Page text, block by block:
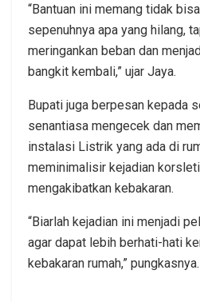
“Bantuan ini memang tidak
sepenuhnya apa yang hilang,
meringankan beban dan
bangkit kembali,” ujar Jaya.
Bupati juga berpesan kepada
senantiasa mengecek dan
instalasi Listrik yang ada di
meminimalisir kejadian
mengakibatkan kebakaran.
“Biarlah kejadian ini menjadi
agar dapat lebih berhati-hati
kebakaran rumah,”